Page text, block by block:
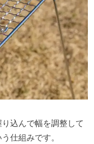
込んで幅を調整して
仕組みです。